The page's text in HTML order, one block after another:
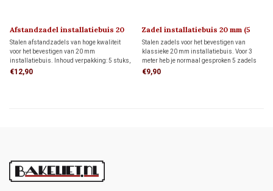
Afstandzadel installatiebuis 20
mm (5 stuks)
Stalen afstandzadels van hoge kwaliteit
voor het bevestigen van 20 mm
installatiebuis. Inhoud verpakking: 5 stuks,
dit is voldoende voor 3 meter
€12,90
Zadel installatiebuis 20 mm (5
stuks)
Stalen zadels voor het bevestigen van
klassieke 20 mm installatiebuis. Voor 3
meter heb je normaal gesproken 5 zadels
nodig.
€9,90